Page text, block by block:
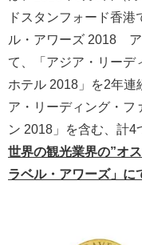
ドスタンフォード香
ル・アワーズ 2018 ア
て、「アジア・リーデ
ホテル 2018」を2年連
ア・リーディング・フ
ン 2018」を含む、計4
世界の観光業界の”オ
ラベル・アワーズ」に